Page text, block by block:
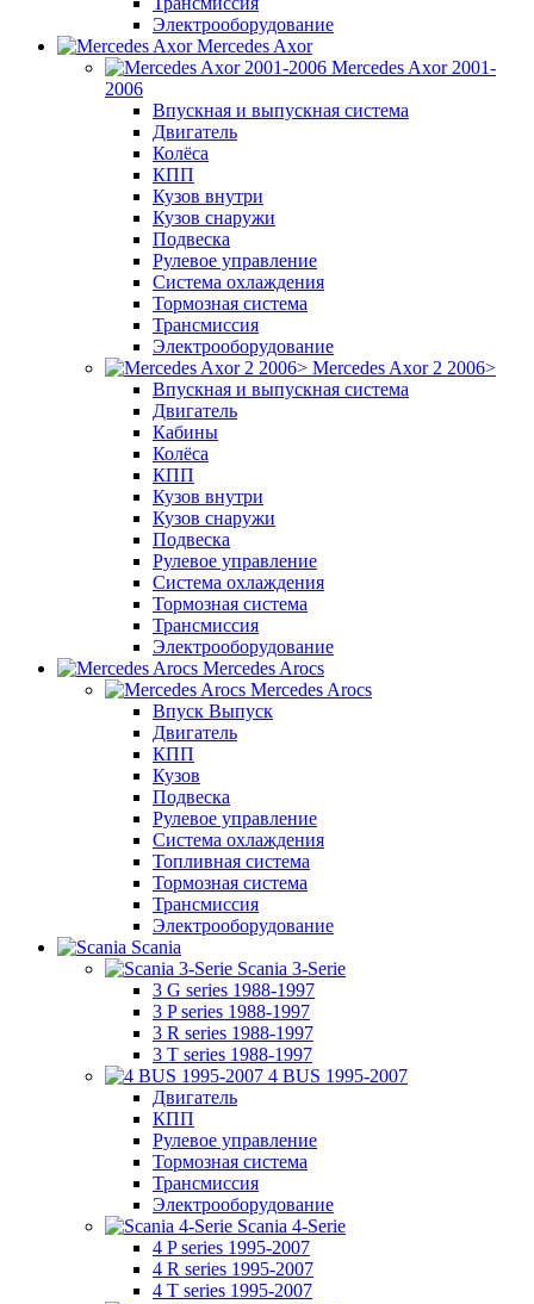
Электрооборудование
Mercedes Axor
Mercedes Axor 2001-
2006
Впускная и выпускная система
Двигатель
Колёса
КПП
Кузов внутри
Кузов снаружи
Подвеска
Рулевое управление
Система охлаждения
Тормозная система
Трансмиссия
Электрооборудование
Mercedes Axor 2 2006>
Впускная и выпускная система
Двигатель
Кабины
Колёса
КПП
Кузов внутри
Кузов снаружи
Подвеска
Рулевое управление
Система охлаждения
Тормозная система
Трансмиссия
Электрооборудование
Mercedes Arocs
Mercedes Arocs
Впуск Выпуск
Двигатель
КПП
Кузов
Подвеска
Рулевое управление
Система охлаждения
Топливная система
Тормозная система
Трансмиссия
Электрооборудование
Scania
Scania 3-Serie
3 G series 1988-1997
3 P series 1988-1997
3 R series 1988-1997
3 T series 1988-1997
4 BUS 1995-2007
Двигатель
КПП
Рулевое управление
Тормозная система
Трансмиссия
Электрооборудование
Scania 4-Serie
4 P series 1995-2007
4 R series 1995-2007
4 T series 1995-2007